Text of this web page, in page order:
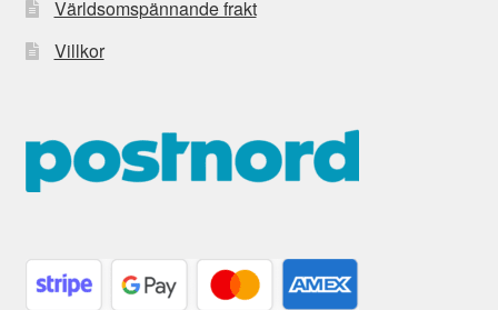
Världsomspännande frakt
Villkor